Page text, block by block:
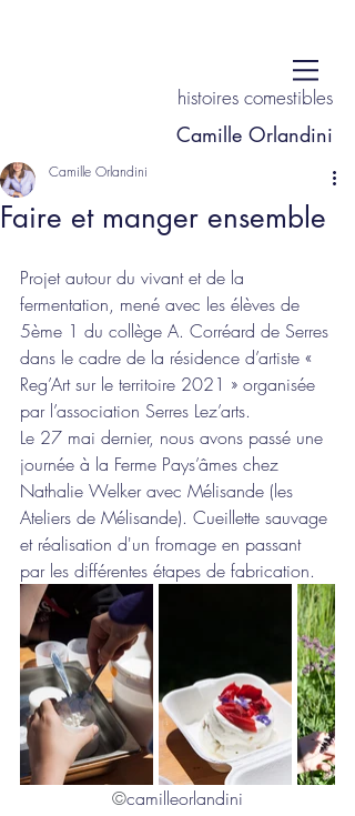
histoires comestibles
Camille Orlandini
Faire et manger ensemble
Camille Orlandini
Projet autour du vivant et de la
fermentation, mené avec les élèves de
5ème 1 du collège A. Corréard de Serres
dans le cadre de la résidence d’artiste «
Reg’Art sur le territoire 2021 » organisée
par l’association Serres Lez’arts.
Le 27 mai dernier, nous avons passé une
journée à la Ferme Pays’âmes chez
Nathalie Welker avec Mélisande (les
Ateliers de Mélisande). Cueillette sauvage
et réalisation d'un fromage en passant
par les différentes étapes de fabrication.
©camilleorlandini